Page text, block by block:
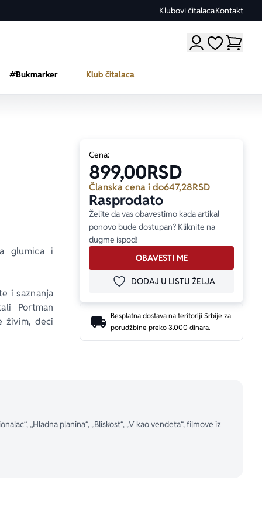
Klubovi čitalacaKontakt
Moji omiljeni
#Bukmarker Klub čitalaca
glumica i
i saznanja
Portman
živim, deci
Cena:
899,00RSD
Članska cena i do647,28RSD
Rasprodato
Želite da vas obavestimo kada artikal
ponovo bude dostupan? Kliknite na
dugme ispod!
OBAVESTI ME
DODAJ U OMILJENE
DODAJ U LISTU ŽELJA
Besplatna dostava na teritoriji Srbije za
porudžbine preko 3.000 dinara.
„Hladna planina“, „Bliskost“, „V kao vendeta“, filmove iz